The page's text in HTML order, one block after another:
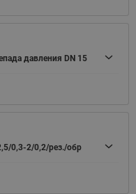
давления DN 15
0,3-2/0,2/рез./обр